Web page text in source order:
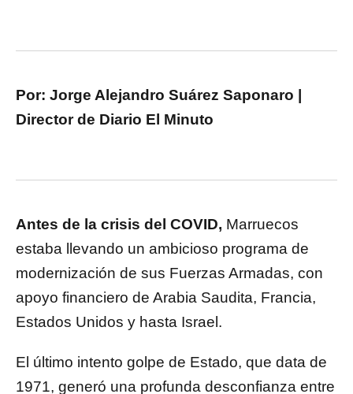
Por: Jorge Alejandro Suárez Saponaro |
Director de Diario El Minuto
Antes de la crisis del COVID, Marruecos
estaba llevando un ambicioso programa de
modernización de sus Fuerzas Armadas, con
apoyo financiero de Arabia Saudita, Francia,
Estados Unidos y hasta Israel.
El último intento golpe de Estado, que data de
1971, generó una profunda desconfianza entre